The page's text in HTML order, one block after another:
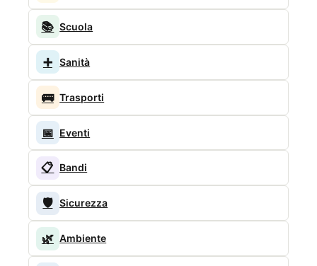
📚 Scuola
➕ Sanità
🚌 Trasporti
📅 Eventi
📋 Bandi
🛡️ Sicurezza
🌿 Ambiente